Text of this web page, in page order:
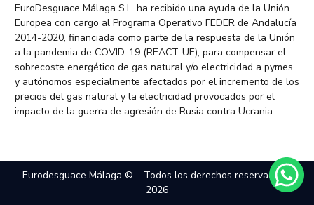
EuroDesguace Málaga S.L. ha recibido una ayuda de la Unión
Europea con cargo al Programa Operativo FEDER de Andalucía
2014-2020, financiada como parte de la respuesta de la Unión
a la pandemia de COVID-19 (REACT-UE), para compensar el
sobrecoste energético de gas natural y/o electricidad a pymes
y autónomos especialmente afectados por el incremento de los
precios del gas natural y la electricidad provocados por el
impacto de la guerra de agresión de Rusia contra Ucrania.
Eurodesguace Málaga © – Todos los derechos reservados –
2026